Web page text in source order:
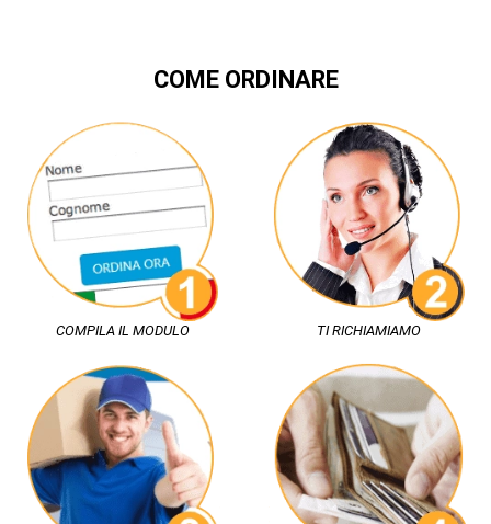
COME ORDINARE
COMPILA IL MODULO TI RICHIAMIAMO